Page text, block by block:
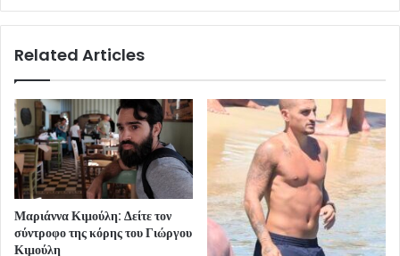
Related Articles
Μαριάννα Κιμούλη: Δείτε τον
σύντροφο της κόρης του Γιώργου
Κιμούλη